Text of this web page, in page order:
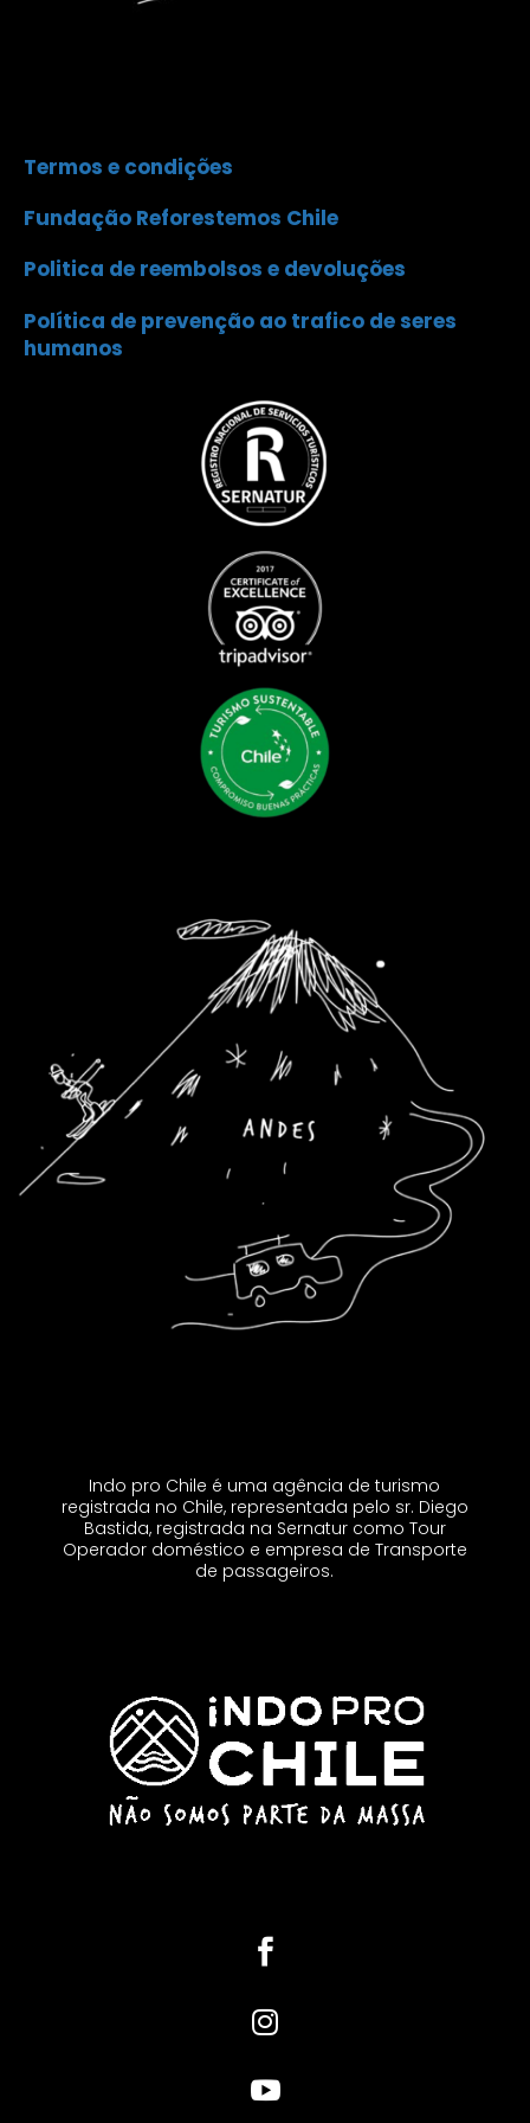
Termos e condições
Fundação Reforestemos Chile
Politica de reembolsos e devoluções
Política de prevenção ao trafico de seres
humanos
Indo pro Chile é uma agência de turismo
registrada no Chile, representada pelo sr. Diego
Bastida, registrada na Sernatur como Tour
Operador doméstico e empresa de Transporte
de passageiros.


